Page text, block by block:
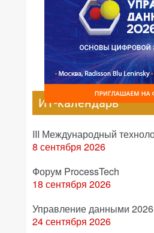
ИТ-календарь
III Международный
8 сентября 2026
Форум ProcessTech
18 сентября 2026
Управление данными 2026
24 сентября 2026